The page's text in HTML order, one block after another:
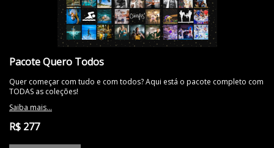
Pacote Quero Todos
Quer começar com tudo e com todos? Aqui está o pacote completo com
TODAS as coleções!
Saiba mais...
R$ 277